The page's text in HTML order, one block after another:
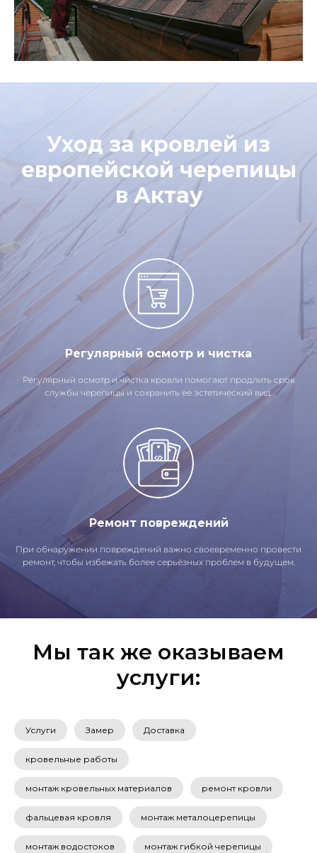
Уход за кровлей из
европейской черепицы
в Актау
Регулярный осмотр и чистка
Регулярный осмотр и чистка кровли помогают продлить срок
службы черепицы и сохранить её эстетический вид.
Ремонт повреждений
При обнаружении повреждений важно своевременно провести
ремонт, чтобы избежать более серьёзных проблем в будущем.
Мы так же оказываем
услуги:
Услуги Замер Доставка
кровельные работы
монтаж кровельных материалов ремонт кровли
фальцевая кровля монтаж металоцерепицы
монтаж водостоков монтаж гибкой черепицы